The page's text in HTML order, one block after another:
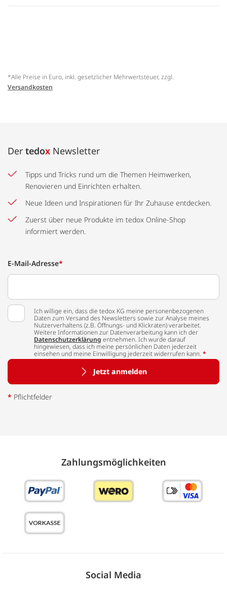
*Alle Preise in Euro, inkl. gesetzlicher Mehrwertsteuer, zzgl.
Versandkosten
Der tedox Newsletter
Tipps und Tricks rund um die Themen Heimwerken,
Renovieren und Einrichten erhalten.
Neue Ideen und Inspirationen für Ihr Zuhause entdecken.
Zuerst über neue Produkte im tedox Online-Shop
informiert werden.
E-Mail-Adresse*
Ich willige ein, dass die tedox KG meine personenbezogenen
Daten zum Versand des Newsletters sowie zur Analyse meines
Nutzerverhaltens (z.B. Öffnungs- und Klickraten) verarbeitet.
Weitere Informationen zur Datenverarbeitung kann ich der
Datenschutzerklärung entnehmen. Ich wurde darauf
hingewiesen, dass ich meine persönlichen Daten jederzeit
einsehen und meine Einwilligung jederzeit widerrufen kann. *
Jetzt anmelden
* Pflichtfelder
Zahlungs­möglich­keiten
Social Media